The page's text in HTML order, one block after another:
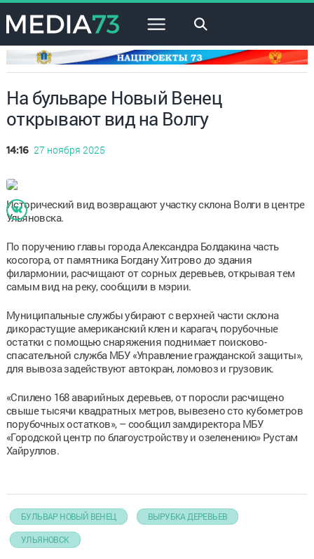
×
На бульваре Новый Венец
открывают вид на Волгу
14:16 27 ноября 2025
Исторический вид возвращают участку склона Волги в центре
Ульяновска.
По поручению главы города Александра Болдакина часть
косогора, от памятника Богдану Хитрово до здания
филармонии, расчищают от сорных деревьев, открывая тем
самым вид на реку, сообщили в мэрии.
Муниципальные службы убирают с верхней части склона
дикорастущие американский клен и карагач, порубочные
остатки с помощью снаряжения поднимает поисково-
спасательной служба МБУ «Управление гражданской защиты»,
для вывоза задействуют автокран, ломовоз и грузовик.
«Спилено 168 аварийных деревьев, от поросли расчищено
свыше тысячи квадратных метров, вывезено сто кубометров
порубочных остатков», – сообщил замдиректора МБУ
«Городской центр по благоустройству и озеленению» Рустам
Хайруллов.
БУЛЬВАР НОВЫЙ ВЕНЕЦ ВЫРУБКА ДЕРЕВЬЕВ
УЛЬЯНОВСК